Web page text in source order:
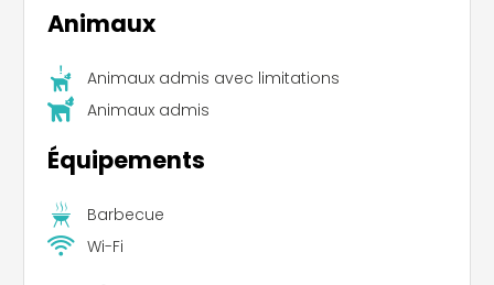
Animaux
Animaux admis avec limitations
Animaux admis
Équipements
Barbecue
Wi-Fi